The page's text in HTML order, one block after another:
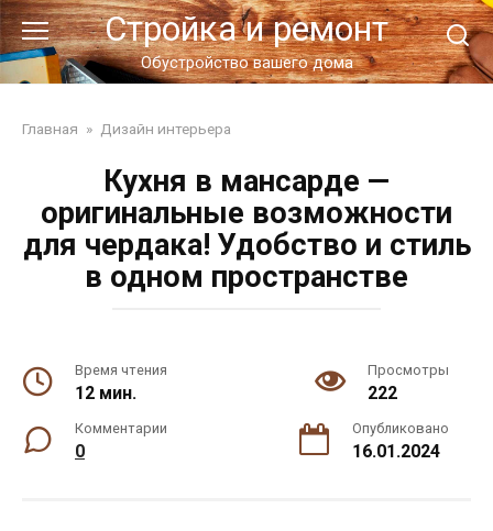
Перейти
к
контенту
Стройка и ремонт
Обустройство вашего дома
Главная » Дизайн интерьера
Кухня в мансарде —
оригинальные возможности
для чердака! Удобство и стиль
в одном пространстве
Время чтения
12 мин.
Просмотры
222
Комментарии
0
Опубликовано
16.01.2024